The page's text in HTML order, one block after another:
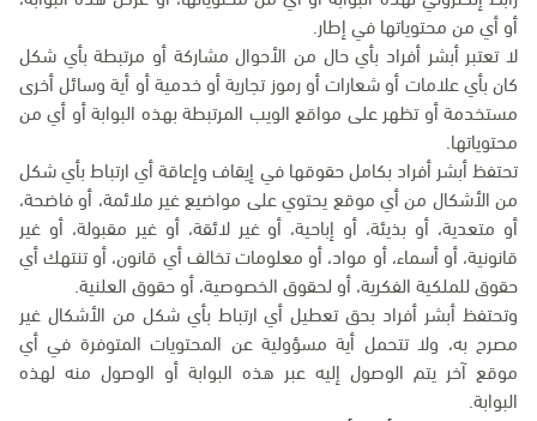
أو أي من محتوياتها في إطار.
لا تعتبر أبشر أفراد بأي حال من الأحوال مشاركة أو مرتبطة بأي شكل
كان بأي علامات أو شعارات أو رموز تجارية أو خدمية أو أية وسائل أخرى
مستخدمة أو تظهر على مواقع الويب المرتبطة بهذه البوابة أو أي من
محتوياتها.
تحتفظ أبشر أفراد بكامل حقوقها في إيقاف وإعاقة أي ارتباط بأي شكل
من الأشكال من أي موقع يحتوي على مواضيع غير ملائمة، أو فاضحة،
أو متعدية، أو بذيئة، أو إباحية، أو غير لائقة، أو غير مقبولة، أو غير
قانونية، أو أسماء، أو مواد، أو معلومات تخالف أي قانون، أو تنتهك أي
حقوق للملكية الفكرية، أو لحقوق الخصوصية، أو حقوق العلنية.
وتحتفظ أبشر أفراد بحق تعطيل أي ارتباط بأي شكل من الأشكال غير
مصرح به، ولا تتحمل أية مسؤولية عن المحتويات المتوفرة في أي
موقع آخر يتم الوصول إليه عبر هذه البوابة أو الوصول منه لهذه
البوابة.